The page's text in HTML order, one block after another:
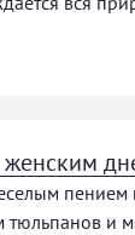
тюльпанов и